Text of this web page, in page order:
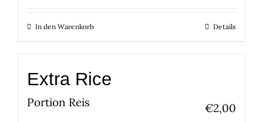
In den Warenkorb Details
Extra Rice
Portion Reis €2,00